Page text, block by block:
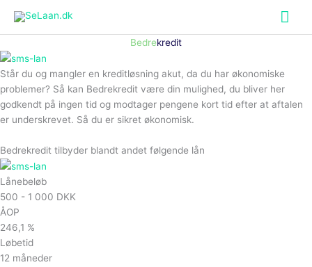
Bedrekredit
Står du og mangler en kreditløsning akut, da du har økonomiske
problemer? Så kan Bedrekredit være din mulighed, du bliver her
godkendt på ingen tid og modtager pengene kort tid efter at aftalen
er underskrevet. Så du er sikret økonomisk.
Bedrekredit tilbyder blandt andet følgende lån
Lånebeløb
500 - 1 000 DKK
ÅOP
246,1 %
Løbetid
12 måneder